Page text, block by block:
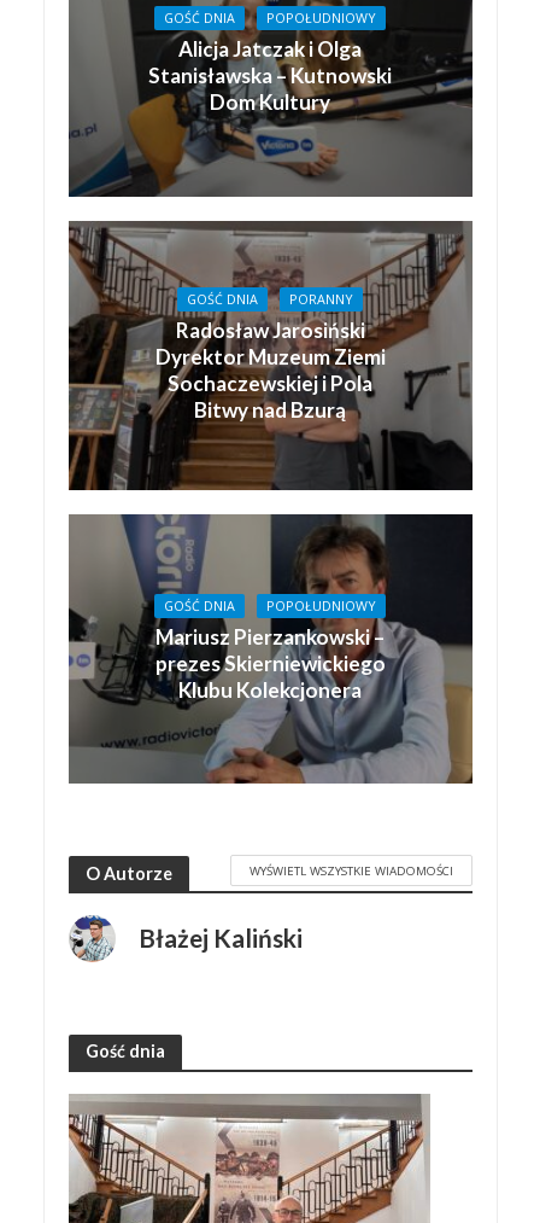
GOŚĆ DNIA POPOŁUDNIOWY
Alicja Jatczak i Olga
Stanisławska – Kutnowski
Dom Kultury
GOŚĆ DNIA PORANNY
Radosław Jarosiński
Dyrektor Muzeum Ziemi
Sochaczewskiej i Pola
Bitwy nad Bzurą
GOŚĆ DNIA POPOŁUDNIOWY
Mariusz Pierzankowski –
prezes Skierniewickiego
Klubu Kolekcjonera
O Autorze WYŚWIETL WSZYSTKIE WIADOMOŚCI
Błażej Kaliński
Gość dnia